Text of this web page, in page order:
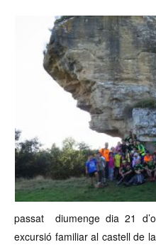
passat diumenge dia 21
excursió familiar al castell de